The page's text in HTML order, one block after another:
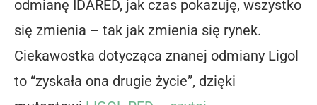
odmianę IDARED, jak czas pokazuję, wszystko
się zmienia – tak jak zmienia się rynek.
Ciekawostka dotycząca znanej odmiany Ligol
to “zyskała ona drugie życie”, dzięki